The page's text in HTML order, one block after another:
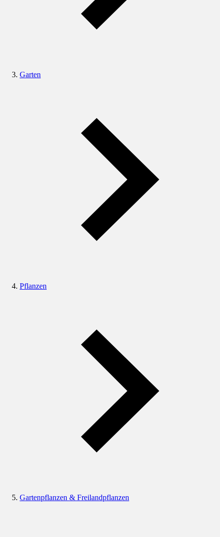
Garten
Pflanzen
Gartenpflanzen & Freilandpflanzen